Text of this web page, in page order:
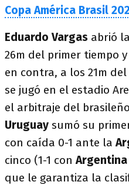
Copa América Brasil
Eduardo Vargas abrió
26m del primer tiempo
en contra, a los 21m
se jugó en el estadio
el arbitraje del
Uruguay sumó su
con caída 0-1 ante la
cinco (1-1 conArgentina
que le garantiza la